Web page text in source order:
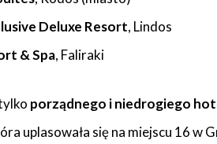
Deluxe Resort, Lindos
& Spa, Faliraki
porządnego i niedrogiego
uplasowała się na miejscu 16 w